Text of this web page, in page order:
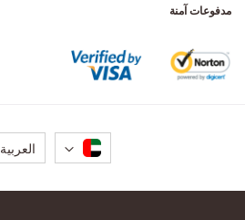
مدفوعات آمنة
لغة
العربية